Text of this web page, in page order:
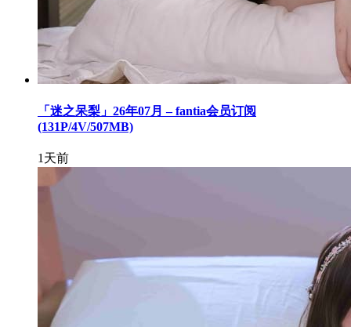
「迷之呆梨」26年07月 – fantia会员订阅
(131P/4V/507MB)
1天前